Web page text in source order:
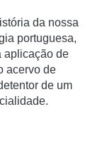
da nossa
portuguesa,
aplicação de
acervo de
de um